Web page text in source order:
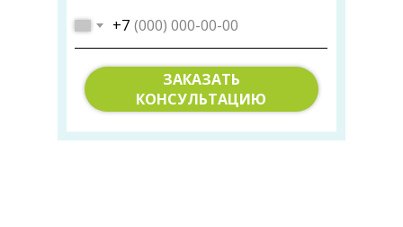
+7
ЗАКАЗАТЬ
КОНСУЛЬТАЦИЮ